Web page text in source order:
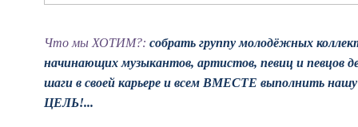
Что мы ХОТИМ?: собрать группу молодёжных
начинающих музыкантов, артистов, певиц и певцов
шаги в своей карьере и всем ВМЕСТЕ выполнить нашу
ЦЕЛЬ!...